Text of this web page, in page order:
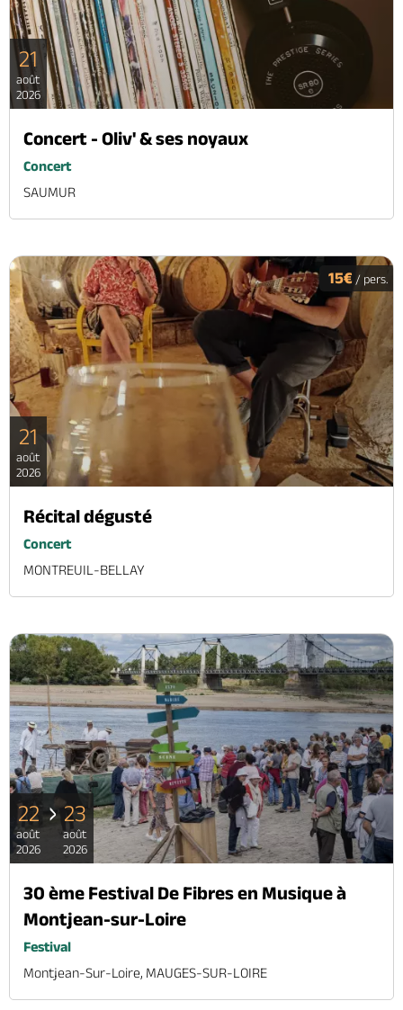
21
août
2026
Concert - Oliv' & ses noyaux
Concert
SAUMUR
15€ / pers.
21
août
2026
Récital dégusté
Concert
MONTREUIL-BELLAY
22
août
2026
23
août
2026
30 ème Festival De Fibres en Musique à
Montjean-sur-Loire
Festival
Montjean-Sur-Loire, MAUGES-SUR-LOIRE